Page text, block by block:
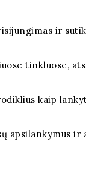
ir
tinkluose,
kaip
apsilankymus